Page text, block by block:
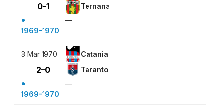
0–1 Ternana
●
—
1969-1970
8 Mar 1970 Catania
2–0 Taranto
●
—
1969-1970